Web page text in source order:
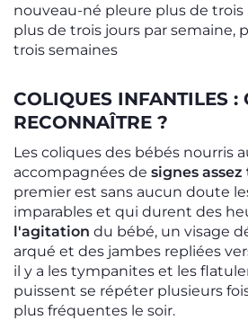
nouveau-né pleure plus de trois
plus de trois jours par semaine,
trois semaines
COLIQUES INFANTILES :
RECONNAÎTRE ?
Les coliques des bébés nourris
accompagnées de signes
premier est sans aucun doute
imparables et qui durent des
l'agitation du bébé, un visage
arqué et des jambes repliées
il y a les tympanites et les
puissent se répéter plusieurs
plus fréquentes le soir.